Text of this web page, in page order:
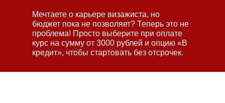
Мечтаете о карьере визажиста, но
бюджет пока не позволяет? Теперь это не
проблема! Просто выберите при оплате
курс на сумму от 3000 рублей и опцию «В
кредит», чтобы стартовать без отсрочек.